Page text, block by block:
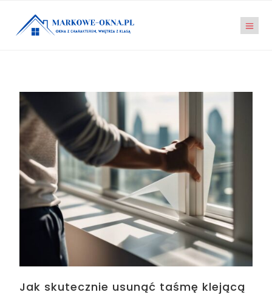
Jak skutecznie usunąć taśmę klejącą